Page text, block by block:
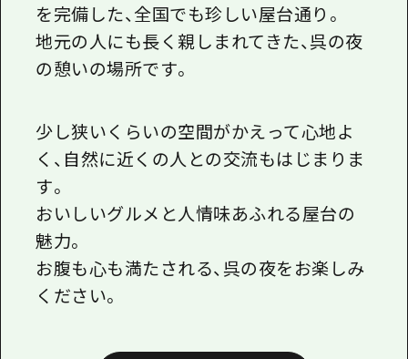
を完備した、全国でも珍しい屋台通り。
地元の人にも長く親しまれてきた、呉の夜
の憩いの場所です。
少し狭いくらいの空間がかえって心地よ
く、自然に近くの人との交流もはじまりま
す。
おいしいグルメと人情味あふれる屋台の
魅力。
お腹も心も満たされる、呉の夜をお楽しみ
ください。